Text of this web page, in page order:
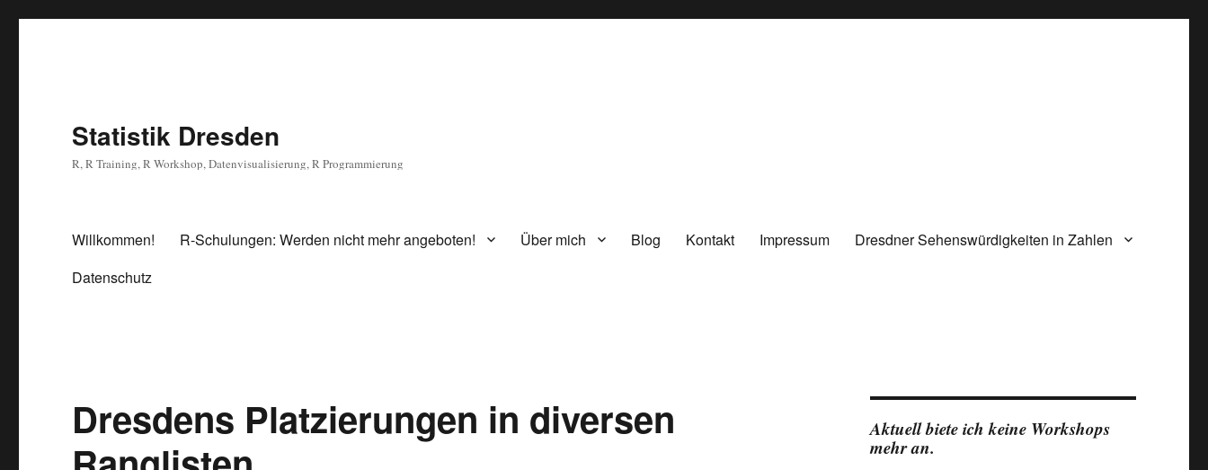
Statistik Dresden
R, R Training, R Workshop, Datenvisualisierung, R Programmierung
Willkommen! R-Schulungen: Werden nicht mehr angeboten! Über mich Blog Kontakt Impressum
Dresdner Sehenswürdigkeiten in Zahlen
Datenschutz
Dresdens Platzierungen in diversen
Aktuell biete ich keine Workshops
mehr an.